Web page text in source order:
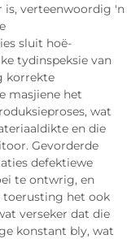
is, verteenwoordig 'n
sluit hoë-
tydinspeksie van
korrekte
masjiene het
wat
en die
Gevorderde
defektiewe
te ontwrig, en
toerusting het ook
verseker dat die
konstant bly, wat